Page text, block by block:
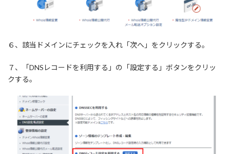
６、該当ドメインにチェックを入れ「次へ」をクリックする。
７、「DNSレコードを利用する」の「設定する」ボタンをクリッ
クする。